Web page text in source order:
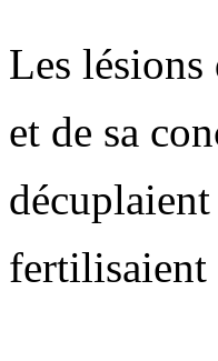
Les lésions
et de sa
décuplaient
fertilisaient